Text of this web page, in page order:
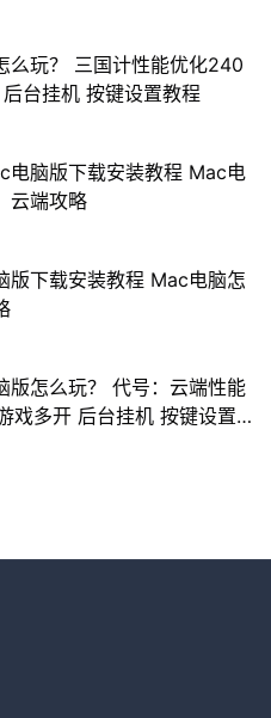
么玩？ 三国计性能优化240
台挂机 按键设置教程
电脑版下载安装教程 Mac电
云端攻略
版下载安装教程 Mac电脑怎
版怎么玩？ 代号：云端性能
戏多开 后台挂机 按键设置